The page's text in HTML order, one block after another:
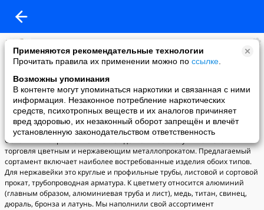
Применяются рекомендательные технологии
Прочитать правила их применении можно по ссылке
Возможны упоминания
В контенте могут упоминаться наркотики и связанная с ними
информация. Незаконное потребление наркотических
средств, психотропных веществ и их аналогов причиняет
вред здоровью, их незаконный оборот запрещён и влечёт
установленную законодательством ответственность
Метвел
added a photo
09 Sep в 13:35
Основным направлением нашей деятельности служит оптовая
торговля цветным и нержавеющим металлопрокатом. Предлагаемый
сортамент включает наиболее востребованные изделия обоих типов.
Для нержавейки это круглые и профильные трубы, листовой и сортовой
прокат, трубопроводная арматура. К цветмету относится алюминий
(главным образом, алюминиевая труба и лист), медь, титан, свинец,
дюраль, бронза и латунь. Мы наполнили свой ассортимент